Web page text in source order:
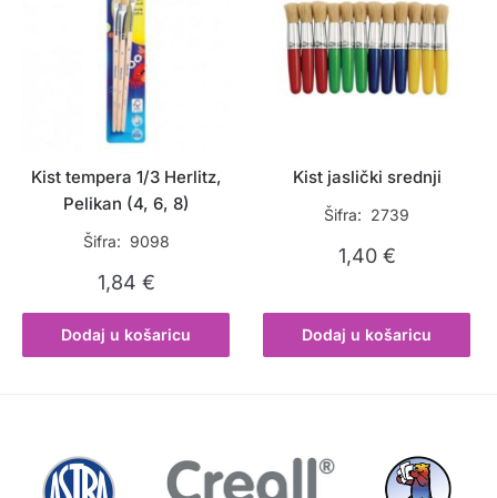
Kist tempera 1/3 Herlitz,
Pelikan (4, 6, 8)
Šifra: 9098
1,84 €
Dodaj u košaricu
Kist jaslički srednji
Šifra: 2739
1,40 €
Dodaj u košaricu